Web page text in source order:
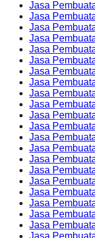
Jasa
Jasa
Jasa
Jasa
Jasa
Jasa
Jasa
Jasa
Jasa
Jasa
Jasa
Jasa
Jasa
Jasa
Jasa
Jasa
Jasa
Jasa
Jasa
Jasa
Jasa
Jasa